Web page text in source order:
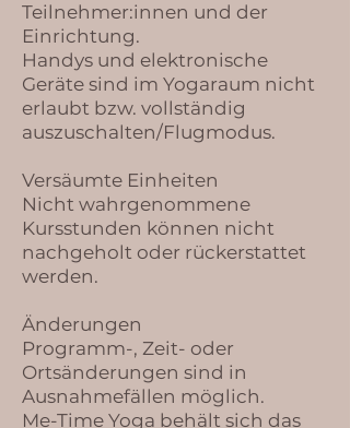
Teilnehmer:innen und der
Einrichtung.
Handys und elektronische
Geräte sind im Yogaraum nicht
erlaubt bzw. vollständig
auszuschalten/Flugmodus.
Versäumte Einheiten
Nicht wahrgenommene
Kursstunden können nicht
nachgeholt oder rückerstattet
werden.
Änderungen
Programm-, Zeit- oder
Ortsänderungen sind in
Ausnahmefällen möglich.
Me-Time Yoga behält sich das